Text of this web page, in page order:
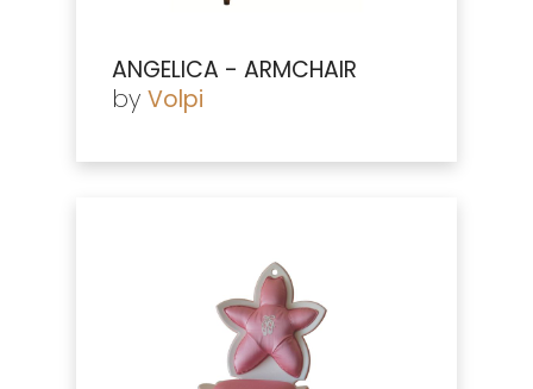
ANGELICA - ARMCHAIR
by Volpi